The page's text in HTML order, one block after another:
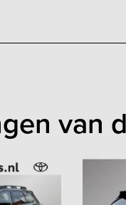
van